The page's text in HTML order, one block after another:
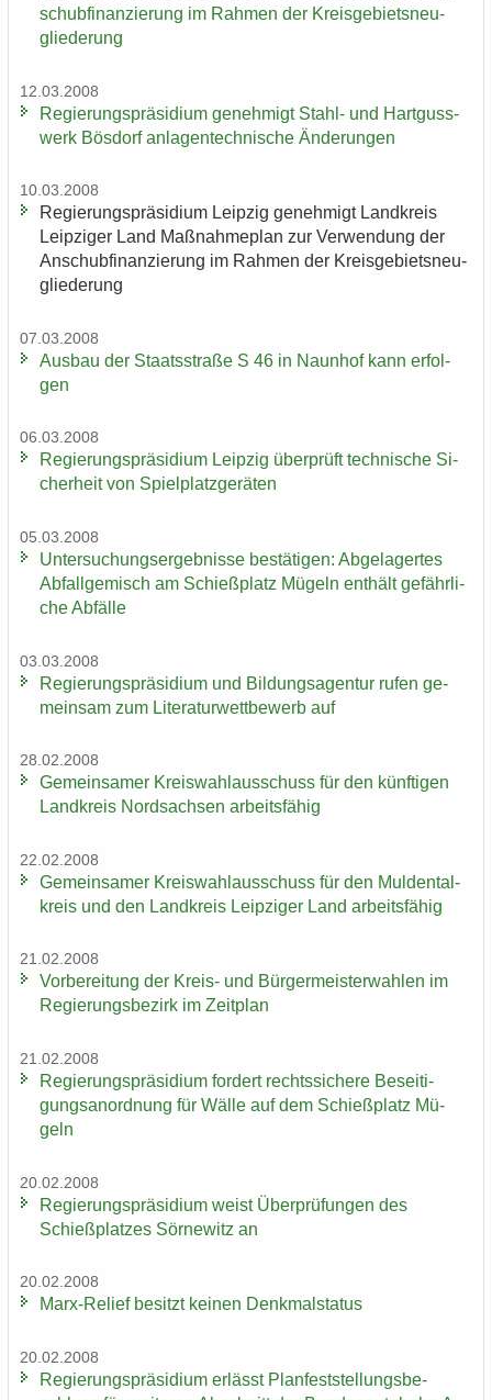
schub­fi­nan­zie­rung im Rah­men der Kreis­ge­biets­neu­
glie­de­rung
12.03.2008
Re­gie­rungs­prä­si­di­um ge­neh­migt Stahl-​ und Hart­guss­
werk Bös­dorf an­la­gen­tech­ni­sche Än­de­run­gen
10.03.2008
Re­gie­rungs­prä­si­di­um Leip­zig ge­neh­migt Land­kreis
Leip­zi­ger Land Maß­nah­me­plan zur Ver­wen­dung der
An­schub­fi­nan­zie­rung im Rah­men der Kreis­ge­biets­neu­
glie­de­rung
07.03.2008
Aus­bau der Staats­stra­ße S 46 in Naun­hof kann er­fol­
gen
06.03.2008
Re­gie­rungs­prä­si­di­um Leip­zig über­prüft tech­ni­sche Si­
cher­heit von Spiel­platz­ge­rä­ten
05.03.2008
Un­ter­su­chungs­er­geb­nis­se be­stä­ti­gen: Ab­ge­la­ger­tes
Ab­fall­ge­misch am Schieß­platz Mü­geln ent­hält ge­fähr­li­
che Ab­fäl­le
03.03.2008
Re­gie­rungs­prä­si­di­um und Bil­dungs­agen­tur rufen ge­
mein­sam zum Li­te­ra­tur­wett­be­werb auf
28.02.2008
Ge­mein­sa­mer Kreis­wahl­aus­schuss für den künf­ti­gen
Land­kreis Nord­sach­sen ar­beits­fä­hig
22.02.2008
Ge­mein­sa­mer Kreis­wahl­aus­schuss für den Mul­den­tal­
kreis und den Land­kreis Leip­zi­ger Land ar­beits­fä­hig
21.02.2008
Vor­be­rei­tung der Kreis-​ und Bür­ger­meis­ter­wah­len im
Re­gie­rungs­be­zirk im Zeit­plan
21.02.2008
Re­gie­rungs­prä­si­di­um for­dert rechts­si­che­re Be­sei­ti­
gungs­an­ord­nung für Wälle auf dem Schieß­platz Mü­
geln
20.02.2008
Re­gie­rungs­prä­si­di­um weist Über­prü­fun­gen des
Schieß­plat­zes Sör­ne­witz an
20.02.2008
Marx-​Relief be­sitzt kei­nen Denk­mal­sta­tus
20.02.2008
Re­gie­rungs­prä­si­di­um er­lässt Plan­fest­stel­lungs­be­